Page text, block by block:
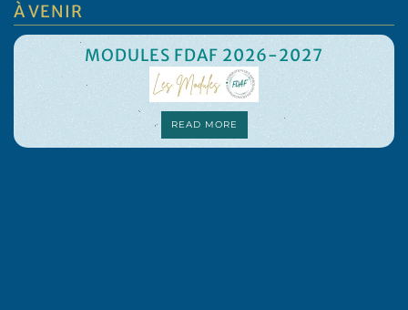
À VENIR
MODULES FDAF 2026-2027
READ MORE